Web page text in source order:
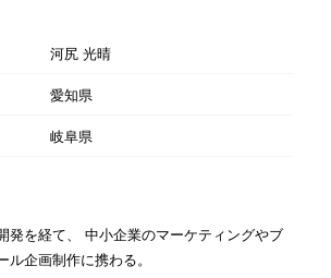
河尻 光晴
愛知県
岐阜県
発を経て、 中小企業のマーケティングやブ
企画制作に携わる。